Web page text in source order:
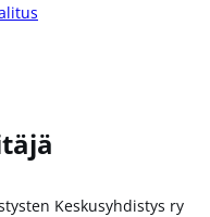
Keskusyhdistys ry